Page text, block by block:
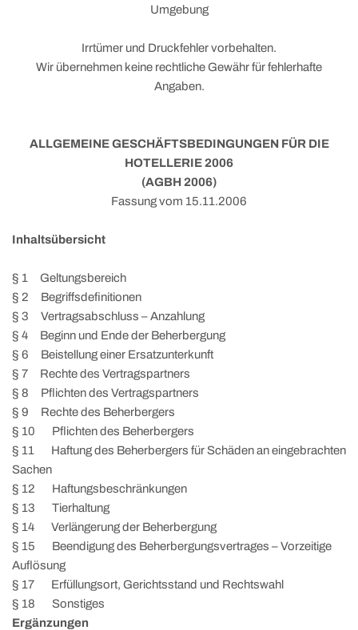
Umgebung
Irrtümer und Druckfehler vorbehalten.
Wir übernehmen keine rechtliche Gewähr für fehlerhafte
Angaben.
ALLGEMEINE GESCHÄFTSBEDINGUNGEN FÜR DIE
HOTELLERIE 2006
(AGBH 2006)
Fassung vom 15.11.2006
Inhaltsübersicht
§ 1 Geltungsbereich
§ 2 Begriffsdefinitionen
§ 3 Vertragsabschluss – Anzahlung
§ 4 Beginn und Ende der Beherbergung
§ 6 Beistellung einer Ersatzunterkunft
§ 7 Rechte des Vertragspartners
§ 8 Pflichten des Vertragspartners
§ 9 Rechte des Beherbergers
§ 10 Pflichten des Beherbergers
§ 11 Haftung des Beherbergers für Schäden an eingebrachten
Sachen
§ 12 Haftungsbeschränkungen
§ 13 Tierhaltung
§ 14 Verlängerung der Beherbergung
§ 15 Beendigung des Beherbergungsvertrages – Vorzeitige
Auflösung
§ 17 Erfüllungsort, Gerichtsstand und Rechtswahl
§ 18 Sonstiges
Ergänzungen